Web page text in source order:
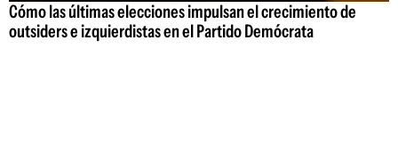
Cómo las últimas elecciones impulsan el crecimiento de
outsiders e izquierdistas en el Partido Demócrata